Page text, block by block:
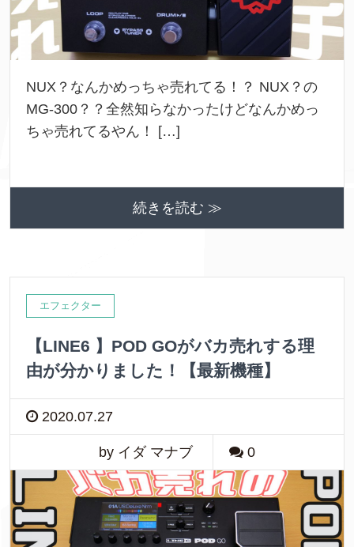
NUX？なんかめっちゃ売れてる！？ NUX？の
MG-300？？全然知らなかったけどなんかめっ
ちゃ売れてるやん！ […]
続きを読む ≫
エフェクター
【LINE6 】POD GOがバカ売れする理
由が分かりました！【最新機種】
2020.07.27
by イダ マナブ 0